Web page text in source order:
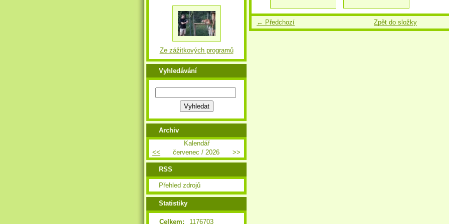
← Předchozí Zpět do složky
Ze zážitkových programů
Vyhledávání
Archiv
Kalendář
<<
červenec / 2026 >>
RSS
Přehled zdrojů
Statistiky
Celkem: 1176703